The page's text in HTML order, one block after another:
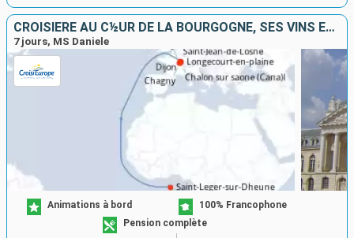
CROISIÈRE AU C½UR DE LA BOURGOGNE, SES VINS ET SES SAVEURS RÉGIONALES
7 jours, MS Daniele
Animations à bord
100% Francophone
Pension complète